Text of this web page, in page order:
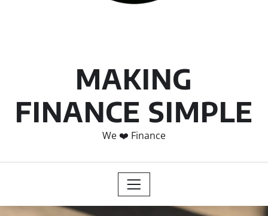
MAKING
FINANCE SIMPLE
We ❤️ Finance